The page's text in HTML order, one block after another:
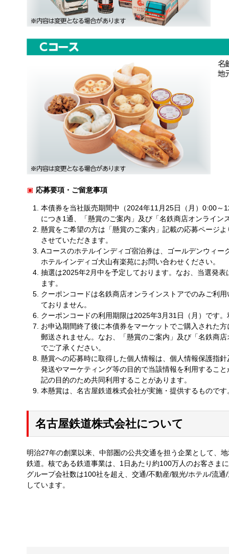
応募要項・ご留意事項
本債券を当社販売期間中（2024年11月25日（月）0:00
につき1通、「懸賞のご案内」及び「名鉄商店オンライン
懸賞をご希望の方は「懸賞のご案内」記載の応募ページ
させていただきます。
Aコースのホテルインディゴ宿泊券は、ゴールデンウィ
ホテルインディゴ犬山有楽苑にお問い合わせください。
抽選は2025年2月中を予定しております。なお、当選発
ます。
クーポンコードは名鉄商店オンラインストアでのみご利
ておりません。
クーポンコードの利用期限は2025年3月31日（月）です
お申込期間終了後に本債券をマーケットでご購入された
郵送されません。なお、「懸賞のご案内」及び「名鉄商
でご了承ください。
懸賞への応募時に取得した個人情報は、個人情報保護指
発送やマーケティング等の目的で当該情報を利用するこ
記の目的のため共同利用することがあります。
本懸賞は、名古屋鉄道株式会社が実施・提供するものです
名古屋鉄道株式会社について
明治27年の創業以来、中部圏の公共交通を担う企業として、
鉄道。核である鉄道事業は、1日あたり約100万人のお客さま
グループ会社数は100社を超え、交通/不動産/観光/ホテル/流
しています。